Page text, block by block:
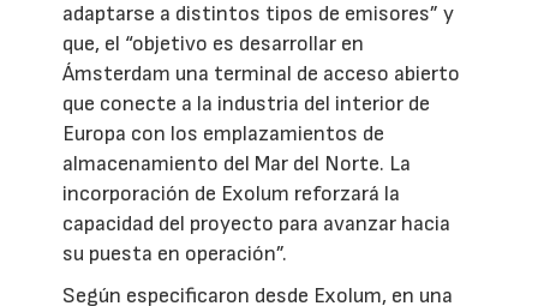
adaptarse a distintos tipos de emisores” y
que, el “objetivo es desarrollar en
Ámsterdam una terminal de acceso abierto
que conecte a la industria del interior de
Europa con los emplazamientos de
almacenamiento del Mar del Norte. La
incorporación de Exolum reforzará la
capacidad del proyecto para avanzar hacia
su puesta en operación”.
Según especificaron desde Exolum, en una